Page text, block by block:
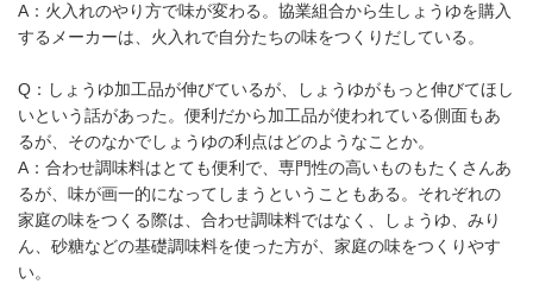
A：火入れのやり方で味が変わる。協業組合から生しょうゆを購入
するメーカーは、火入れで自分たちの味をつくりだしている。
Q：しょうゆ加工品が伸びているが、しょうゆがもっと伸びてほし
いという話があった。便利だから加工品が使われている側面もあ
るが、そのなかでしょうゆの利点はどのようなことか。
A：合わせ調味料はとても便利で、専門性の高いものもたくさんあ
るが、味が画一的になってしまうということもある。それぞれの
家庭の味をつくる際は、合わせ調味料ではなく、しょうゆ、みり
ん、砂糖などの基礎調味料を使った方が、家庭の味をつくりやす
い。